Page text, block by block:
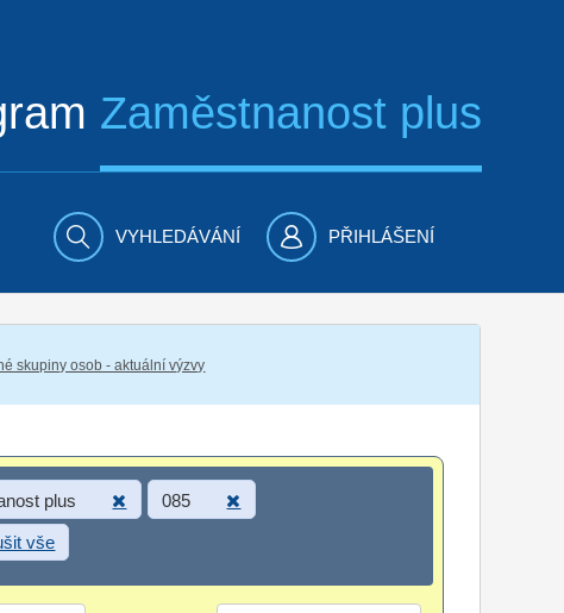
Zaměstnanost plus
VYHLEDÁVÁNÍ PŘIHLÁŠENÍ
skupiny osob - aktuální výzvy
plus 085
vše